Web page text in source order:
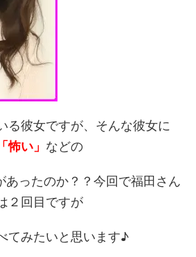
る彼女ですが、そんな彼女に
怖い」 などの
あったのか？？今回で福田さん
２回目ですが
てみたいと思います♪